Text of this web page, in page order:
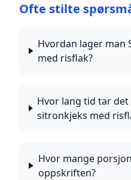
Ofte stilte
Hvordan lager man
med risflak?
Hvor lang tid tar det
sitronkjeks med
Hvor mange
oppskriften?